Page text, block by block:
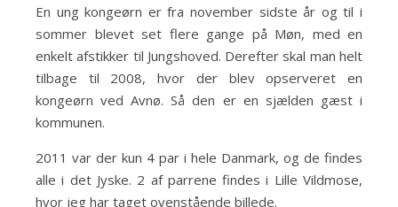
En ung kongeørn er fra november sidste år og til i
sommer blevet set flere gange på Møn, med en
enkelt afstikker til Jungshoved. Derefter skal man helt
tilbage til 2008, hvor der blev opserveret en
kongeørn ved Avnø. Så den er en sjælden gæst i
kommunen.
2011 var der kun 4 par i hele Danmark, og de findes
alle i det Jyske. 2 af parrene findes i Lille Vildmose,
hvor jeg har taget ovenstående billede.